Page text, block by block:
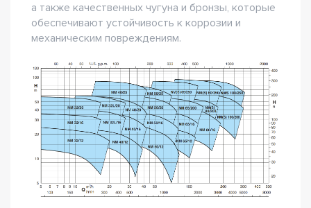
а также качественных чугуна и бронзы, которые
обеспечивают устойчивость к коррозии и
механическим повреждениям.